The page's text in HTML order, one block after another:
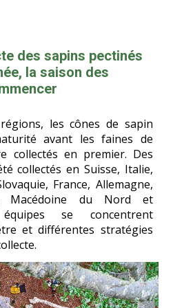
des sapins pectinés
la saison des
les cônes de sapin
avant les faines de
collectés en premier. Des
collectés en Suisse, Italie,
France, Allemagne,
Macédoine du Nord et
se concentrent
et différentes stratégies